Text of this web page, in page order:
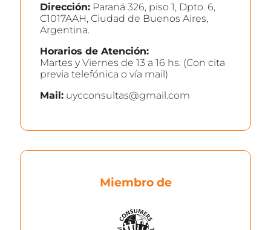
Dirección: Paraná 326, piso 1, Dpto. 6,
C1017AAH, Ciudad de Buenos Aires,
Argentina.
Horarios de Atención:
Martes y Viernes de 13 a 16 hs. (Con cita
previa telefónica o vía mail)
Mail: uycconsultas@gmail.com
Miembro de